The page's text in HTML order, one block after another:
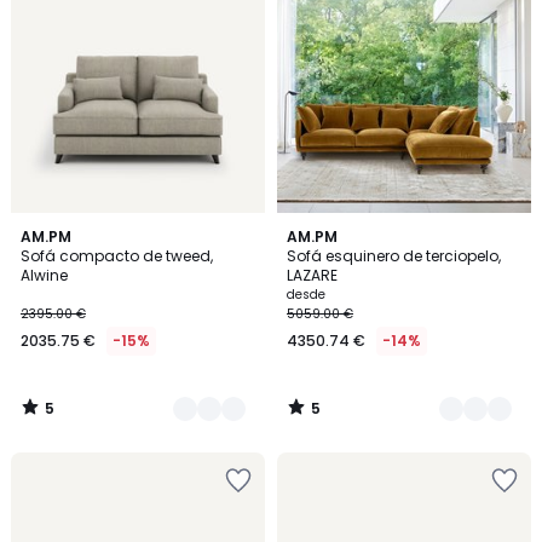
AM.PM
Sofá compacto de tweed,
Alwine
2395.00 €
2035.75 € -15%
5
/
5
3
Colores
5
/
AM.PM
Sofá esquinero de terciopelo,
LAZARE
desde
5059.00 €
4350.74 € -14%
5
/
5
16
Colores
5
/